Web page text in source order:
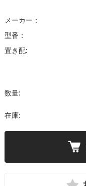
メーカー：
型番：
置き配:
数量:
在庫: